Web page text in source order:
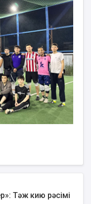
Тәж кию рәсімі